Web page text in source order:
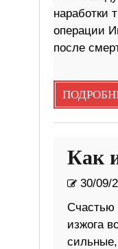
наработки
операции
после
Как
30/09/
Счастью
изжога